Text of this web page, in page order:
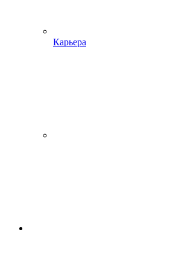
Карьера